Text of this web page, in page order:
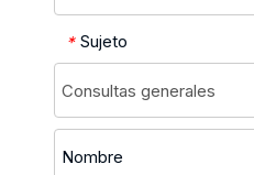
* Sujeto